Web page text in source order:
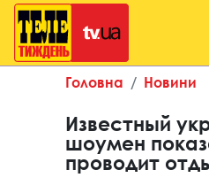
Головна Новини
Известный
шоумен
проводит